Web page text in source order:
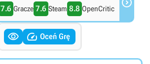
7.6 Gracze 7.6 Steam 8.8 OpenCritic
  Oceń Grę